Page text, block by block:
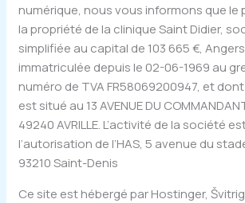
numérique, nous vous informons que le
la propriété de la clinique Saint Didier,
simplifiée au capital de 103 665 €,
immatriculée depuis le 02-06-1969 au
numéro de TVA FR58069200947, et
est situé au 13 AVENUE DU
49240 AVRILLE. L’activité de la société
l’autorisation de l’HAS, 5 avenue du
93210 Saint-Denis
Ce site est hébergé par Hostinger,